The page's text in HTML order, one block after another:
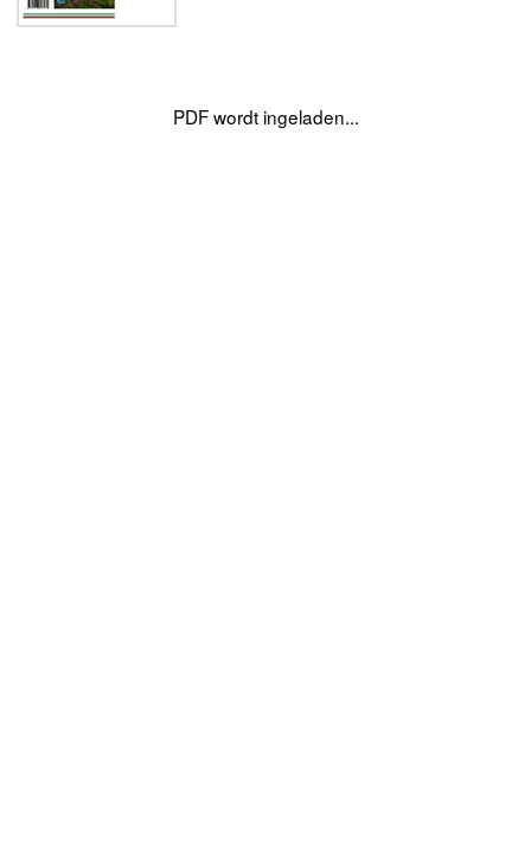
PDF wordt ingeladen...